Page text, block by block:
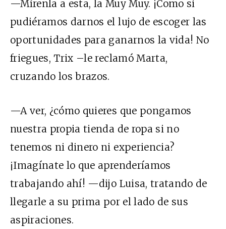
—Mírenla a esta, la Muy Muy. ¡Como si
pudiéramos darnos el lujo de escoger las
oportunidades para ganarnos la vida! No
friegues, Trix –le reclamó Marta,
cruzando los brazos.
—A ver, ¿cómo quieres que pongamos
nuestra propia tienda de ropa si no
tenemos ni dinero ni experiencia?
¡Imagínate lo que aprenderíamos
trabajando ahí! —dijo Luisa, tratando de
llegarle a su prima por el lado de sus
aspiraciones.